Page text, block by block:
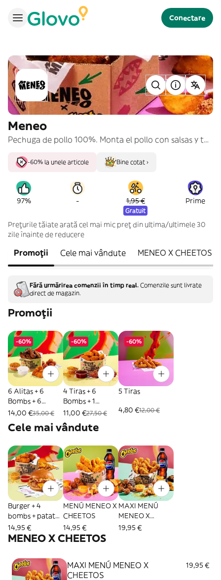
Conectare
Meneo
Pechuga de pollo 100%. Monta el pollo con salsas y toppings, ¡hay 120 maneras de hacerlo! Pide ya tu Meneo a domicilio. PEC.
-60% la unele articole Bine cotat ›
97% - 1,95 €
Gratuit
Prime
Prețurile tăiate arată cel mai mic preț din ultima/ultimele 30
zile înainte de reducere
Promoții Cele mai vândute MENEO X CHEETOS
Fără urmărirea comenzii în timp real. Comenzile sunt livrate
direct de magazin.
Promoții
-60%
6 Alitas + 6
Bombs + 6
Mozzarella Bites
Topping
14,00 €35,00 €
-60%
4 Tiras + 6
Bombs + 1
Topping + 1 Salsa
11,00 €27,50 €
-60%
5 Tiras
4,80 €12,00 €
Cele mai vândute
Burger + 4
bombs + patatas
S + topping +
salsa
14,95 €
MENÚ MENEO X
CHEETOS
14,95 €
MAXI MENÚ
MENEO X
CHEETOS
19,95 €
MENEO X CHEETOS
MAXI MENÚ MENEO X
CHEETOS
19,95 €